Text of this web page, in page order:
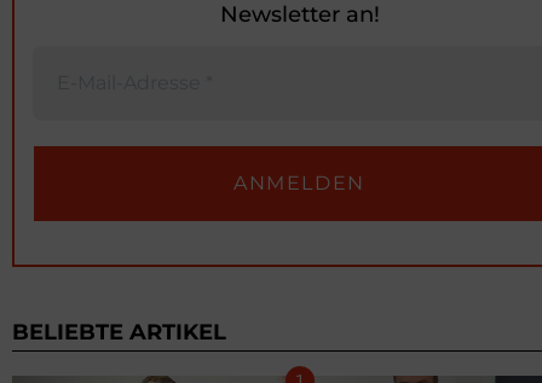
Newsletter an!
BELIEBTE ARTIKEL